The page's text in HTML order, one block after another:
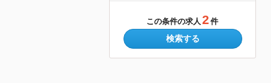
この条件の求人 2 件
検索する